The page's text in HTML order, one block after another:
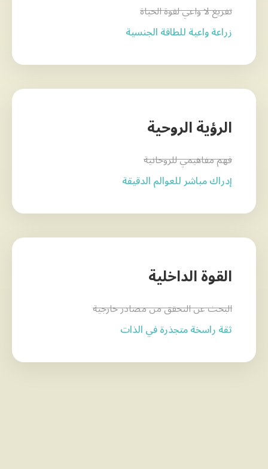
تفريغ لا واعي لقوة الحياة
زراعة واعية للطاقة الجنسية
الرؤية الروحية
فهم مفاهيمي للروحانية
إدراك مباشر للعوالم الدقيقة
القوة الداخلية
البحث عن التحقق من مصادر خارجية
ثقة راسخة متجذرة في الذات